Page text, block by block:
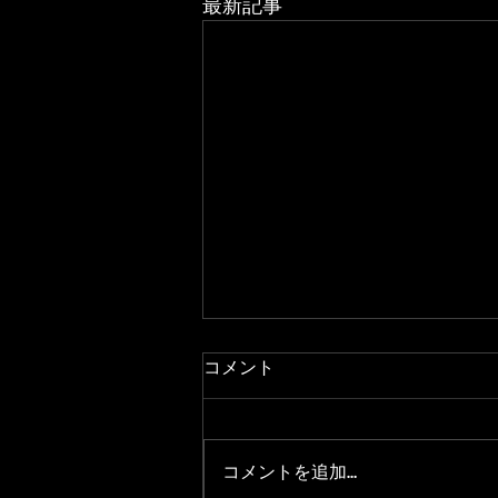
コメント
コメントを追加…